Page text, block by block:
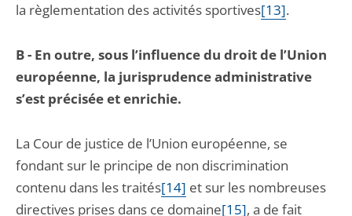
la règlementation des activités sportives[13].
B - En outre, sous l’influence du droit de l’Union
européenne, la jurisprudence administrative
s’est précisée et enrichie.
La Cour de justice de l’Union européenne, se
fondant sur le principe de non discrimination
contenu dans les traités[14] et sur les nombreuses
directives prises dans ce domaine[15], a de fait